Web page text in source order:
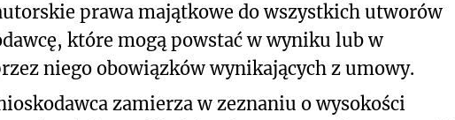
prawa majątkowe do wszystkich utworów
które mogą powstać w wyniku lub w
niego obowiązków wynikających z umowy.
zamierza w zeznaniu o wysokości